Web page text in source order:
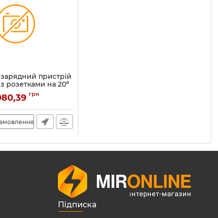
пристрій
розетками на 20º
Quardo 45
SPL
грн
Підписка